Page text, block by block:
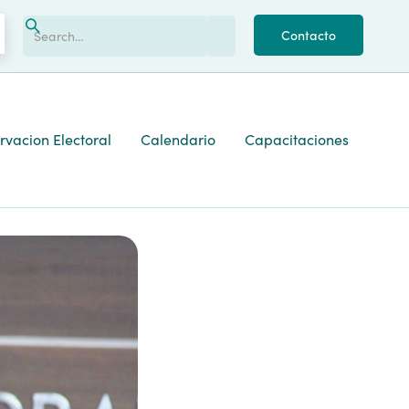
Contacto
Electoral Calendario Capacitaciones